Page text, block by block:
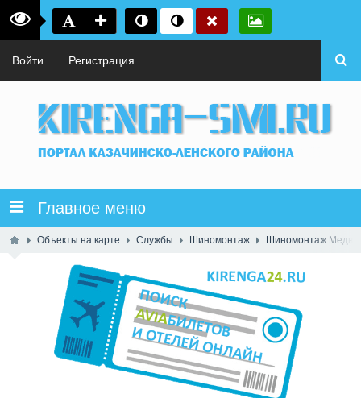
Войти Регистрация
Главное меню
Объекты на карте Службы Шиномонтаж Шиномонтаж